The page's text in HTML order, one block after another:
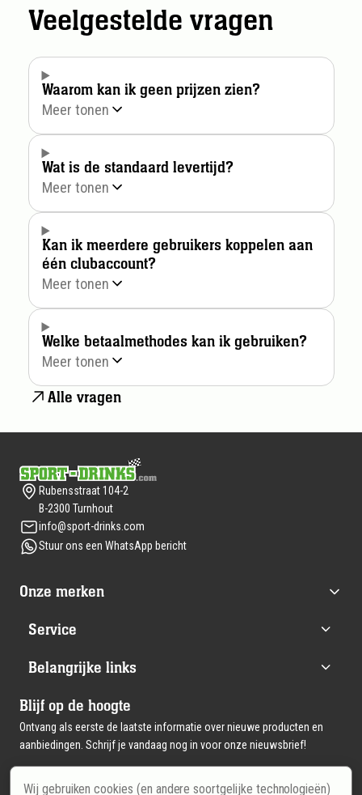
Veelgestelde vragen
Waarom kan ik geen prijzen zien?
Meer tonen
Wat is de standaard levertijd?
Meer tonen
Kan ik meerdere gebruikers koppelen aan
één clubaccount?
Meer tonen
Welke betaalmethodes kan ik gebruiken?
Meer tonen
Alle vragen
Rubensstraat 104-2
B-2300 Turnhout
info@sport-drinks.com
Stuur ons een WhatsApp bericht
Onze merken
Service
Belangrijke links
Blijf op de hoogte
Ontvang als eerste de laatste informatie over nieuwe producten en
aanbiedingen. Schrijf je vandaag nog in voor onze nieuwsbrief!
Wij gebruiken cookies (en andere soortgelijke technologieën)